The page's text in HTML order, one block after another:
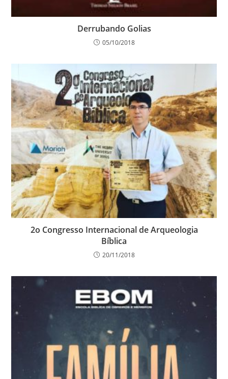
Derrubando Golias
05/10/2018
2o Congresso Internacional de Arqueologia
Bíblica
20/11/2018